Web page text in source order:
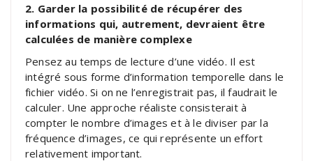
2. Garder la possibilité de récupérer des
informations qui, autrement, devraient être
calculées de manière complexe
Pensez au temps de lecture d’une vidéo. Il est
intégré sous forme d’information temporelle dans le
fichier vidéo. Si on ne l’enregistrait pas, il faudrait le
calculer. Une approche réaliste consisterait à
compter le nombre d’images et à le diviser par la
fréquence d’images, ce qui représente un effort
relativement important.